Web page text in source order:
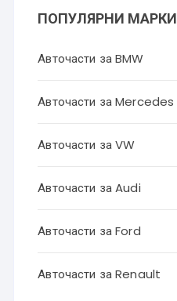
ПОПУЛЯРНИ МАРКИ
Авточасти за BMW
Авточасти за Mercedes
Авточасти за VW
Авточасти за Audi
Авточасти за Ford
Авточасти за Renault